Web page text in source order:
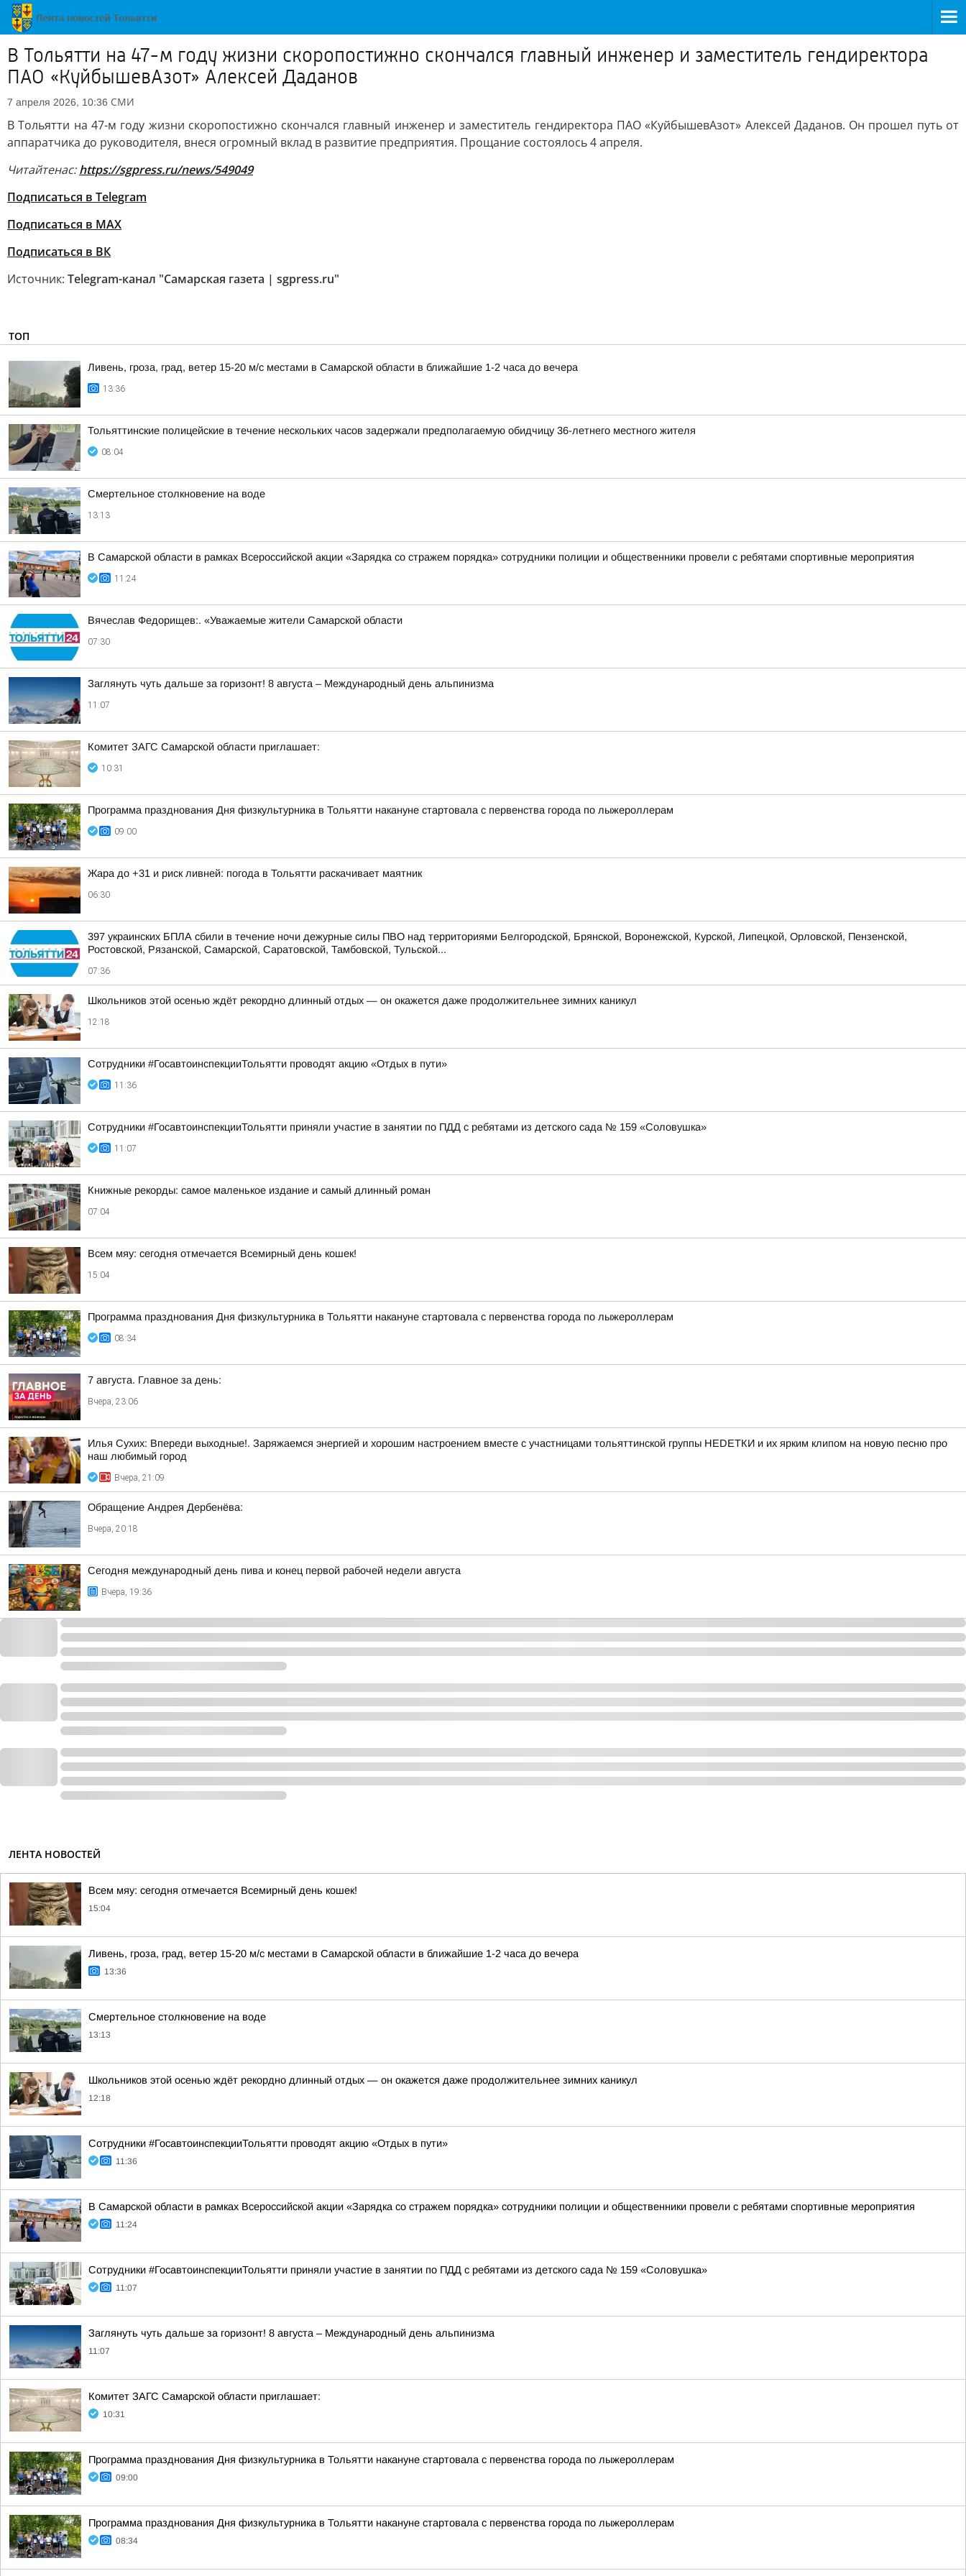
В Тольятти на 47-м году жизни скоропостижно скончался главный инженер и заместитель гендиректора
ПАО «КуйбышевАзот» Алексей Даданов
7 апреля 2026, 10:36 СМИ
В Тольятти на 47-м году жизни скоропостижно скончался главный инженер и заместитель гендиректора ПАО «КуйбышевАзот» Алексей Даданов. Он прошел путь от
аппаратчика до руководителя, внеся огромный вклад в развитие предприятия. Прощание состоялось 4 апреля.
Читайтенас: https://sgpress.ru/news/549049
Подписаться в Telegram
Подписаться в MAX
Подписаться в ВК
Источник: Telegram-канал "Самарская газета | sgpress.ru"
ТОП
Ливень, гроза, град, ветер 15-20 м/с местами в Самарской области в ближайшие 1-2 часа до вечера
13:36
Тольяттинские полицейские в течение нескольких часов задержали предполагаемую обидчицу 36-летнего местного жителя
08:04
Смертельное столкновение на воде
13:13
В Самарской области в рамках Всероссийской акции «Зарядка со стражем порядка» сотрудники полиции и общественники провели с ребятами спортивные мероприятия
11:24
Вячеслав Федорищев:. «Уважаемые жители Самарской области
07:30
Заглянуть чуть дальше за горизонт! 8 августа – Международный день альпинизма
11:07
Комитет ЗАГС Самарской области приглашает:
10:31
Программа празднования Дня физкультурника в Тольятти накануне стартовала с первенства города по лыжероллерам
09:00
Жара до +31 и риск ливней: погода в Тольятти раскачивает маятник
06:30
397 украинских БПЛА сбили в течение ночи дежурные силы ПВО над территориями Белгородской, Брянской, Воронежской, Курской, Липецкой, Орловской, Пензенской,
Ростовской, Рязанской, Самарской, Саратовской, Тамбовской, Тульской...
07:36
Школьников этой осенью ждёт рекордно длинный отдых — он окажется даже продолжительнее зимних каникул
12:18
Сотрудники #ГосавтоинспекцииТольятти проводят акцию «Отдых в пути»
11:36
Сотрудники #ГосавтоинспекцииТольятти приняли участие в занятии по ПДД с ребятами из детского сада № 159 «Соловушка»
11:07
Книжные рекорды: самое маленькое издание и самый длинный роман
07:04
Всем мяу: сегодня отмечается Всемирный день кошек!
15:04
Программа празднования Дня физкультурника в Тольятти накануне стартовала с первенства города по лыжероллерам
08:34
7 августа. Главное за день:
Вчера, 23:06
Илья Сухих: Впереди выходные!. Заряжаемся энергией и хорошим настроением вместе с участницами тольяттинской группы НЕDЕТКИ и их ярким клипом на новую песню про
наш любимый город
Вчера, 21:09
Обращение Андрея Дербенёва:
Вчера, 20:18
Сегодня международный день пива и конец первой рабочей недели августа
Вчера, 19:36
ЛЕНТА НОВОСТЕЙ
Всем мяу: сегодня отмечается Всемирный день кошек!
15:04
Ливень, гроза, град, ветер 15-20 м/с местами в Самарской области в ближайшие 1-2 часа до вечера
13:36
Смертельное столкновение на воде
13:13
Школьников этой осенью ждёт рекордно длинный отдых — он окажется даже продолжительнее зимних каникул
12:18
Сотрудники #ГосавтоинспекцииТольятти проводят акцию «Отдых в пути»
11:36
В Самарской области в рамках Всероссийской акции «Зарядка со стражем порядка» сотрудники полиции и общественники провели с ребятами спортивные мероприятия
11:24
Сотрудники #ГосавтоинспекцииТольятти приняли участие в занятии по ПДД с ребятами из детского сада № 159 «Соловушка»
11:07
Заглянуть чуть дальше за горизонт! 8 августа – Международный день альпинизма
11:07
Комитет ЗАГС Самарской области приглашает:
10:31
Программа празднования Дня физкультурника в Тольятти накануне стартовала с первенства города по лыжероллерам
09:00
Программа празднования Дня физкультурника в Тольятти накануне стартовала с первенства города по лыжероллерам
08:34